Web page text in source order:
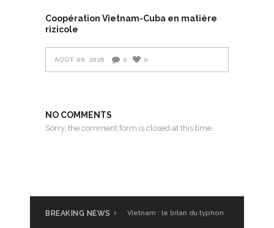
Coopération Vietnam-Cuba en matière
rizicole
AOÛT 06, 2026 0 0
NO COMMENTS
Sorry, the comment form is closed at this time.
BREAKING NEWS UGVF à Saigon : Glamping